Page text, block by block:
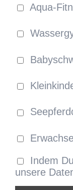
Aqua-
Indem
unsere